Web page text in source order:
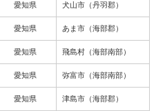
愛知県 犬山市（丹羽郡）
愛知県 あま市（海部郡）
愛知県 飛島村（海部南部）
愛知県 弥富市（海部南部）
愛知県 津島市（海部郡）